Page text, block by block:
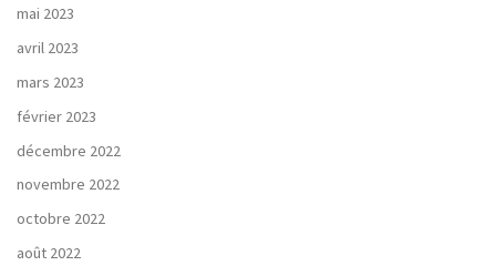
mai 2023
avril 2023
mars 2023
février 2023
décembre 2022
novembre 2022
octobre 2022
août 2022